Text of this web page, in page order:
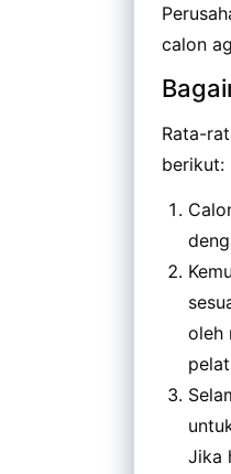
calon
Rata-
berikut:
oleh
Jika